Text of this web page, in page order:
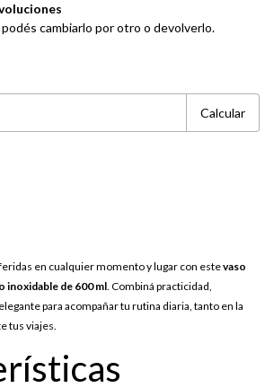
cambiarlo por otro o devolverlo.
Calcular
en cualquier momento y lugar con estevaso
inoxidable de 600 ml. Combiná practicidad,
para acompañar tu rutina diaria, tanto en la
tus viajes.